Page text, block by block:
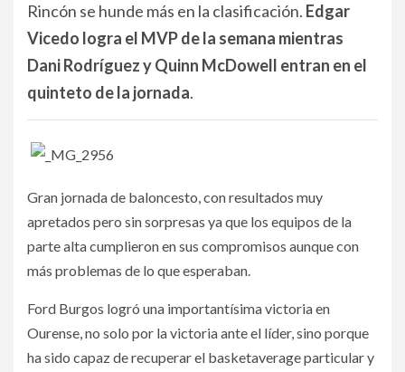
Rincón se hunde más en la clasificación. Edgar
Vicedo logra el MVP de la semana mientras
Dani Rodríguez y Quinn McDowell entran en el
quinteto de la jornada.
Gran jornada de baloncesto, con resultados muy
apretados pero sin sorpresas ya que los equipos de la
parte alta cumplieron en sus compromisos aunque con
más problemas de lo que esperaban.
Ford Burgos logró una importantísima victoria en
Ourense, no solo por la victoria ante el líder, sino porque
ha sido capaz de recuperar el basketaverage particular y